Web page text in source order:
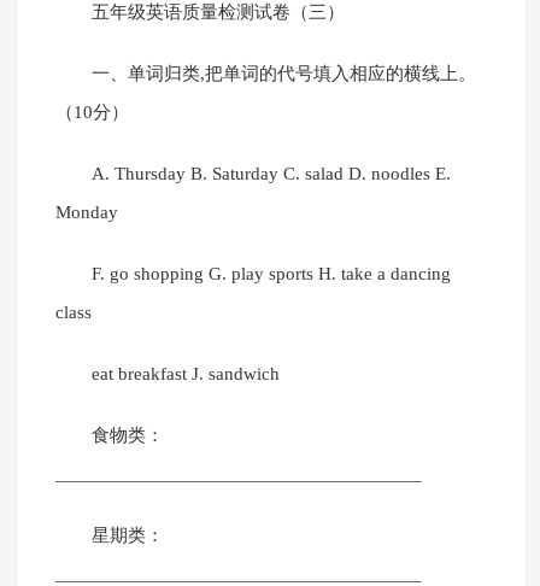
五年级英语质量检测试卷（三）
一、单词归类,把单词的代号填入相应的横线上。
（10分）
A. Thursday B. Saturday C. salad D. noodles E.
Monday
F. go shopping G. play sports H. take a dancing
class
eat breakfast J. sandwich
食物类：
星期类：